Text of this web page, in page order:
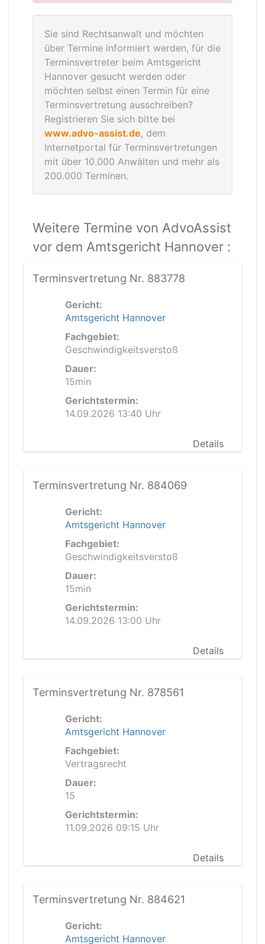
Sie sind Rechtsanwalt und möchten
über Termine informiert werden, für die
Terminsvertreter beim Amtsgericht
Hannover gesucht werden oder
möchten selbst einen Termin für eine
Terminsvertretung ausschreiben?
Registrieren Sie sich bitte bei
www.advo-assist.de, dem
Internetportal für Terminsvertretungen
mit über 10.000 Anwälten und mehr als
200.000 Terminen.
Weitere Termine von AdvoAssist
vor dem Amtsgericht Hannover :
Terminsvertretung Nr. 883778
Gericht:
Amtsgericht Hannover
Fachgebiet:
Geschwindigkeitsverstoß
Dauer:
15min
Gerichtstermin:
14.09.2026 13:40 Uhr
Details
Terminsvertretung Nr. 884069
Gericht:
Amtsgericht Hannover
Fachgebiet:
Geschwindigkeitsverstoß
Dauer:
15min
Gerichtstermin:
14.09.2026 13:00 Uhr
Details
Terminsvertretung Nr. 878561
Gericht:
Amtsgericht Hannover
Fachgebiet:
Vertragsrecht
Dauer:
15
Gerichtstermin:
11.09.2026 09:15 Uhr
Details
Terminsvertretung Nr. 884621
Gericht:
Amtsgericht Hannover